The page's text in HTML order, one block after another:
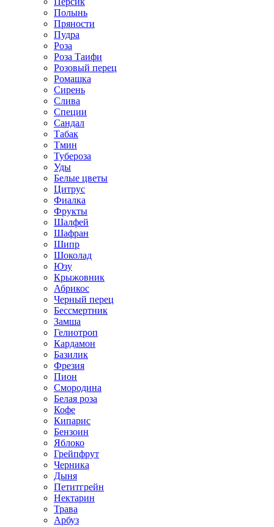
Полынь
Пряности
Пудра
Роза
Роза Таифи
Розовый перец
Ромашка
Сирень
Слива
Специи
Сандал
Табак
Тмин
Тубероза
Уды
Белые цветы
Цитрус
Фиалка
Фрукты
Шалфей
Шафран
Шипр
Шоколад
Юзу
Крыжовник
Абрикос
Черный перец
Бессмертник
Замша
Гелиотроп
Кардамон
Базилик
Фрезия
Пион
Смородина
Белая роза
Кофе
Кипарис
Бензоин
Яблоко
Грейпфрут
Черника
Дыня
Петитгрейн
Нектарин
Трава
Арбуз